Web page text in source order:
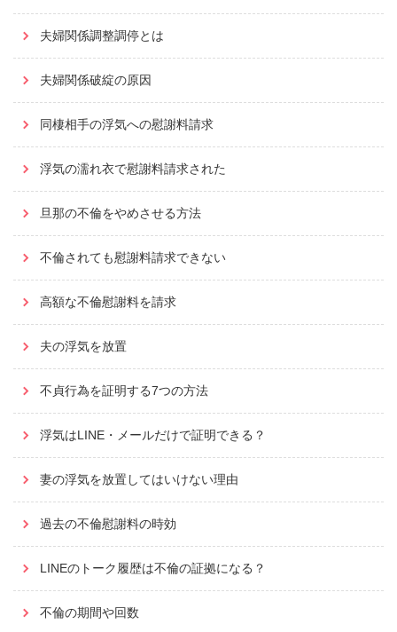
夫婦関係調整調停とは
夫婦関係破綻の原因
同棲相手の浮気への慰謝料請求
浮気の濡れ衣で慰謝料請求された
旦那の不倫をやめさせる方法
不倫されても慰謝料請求できない
高額な不倫慰謝料を請求
夫の浮気を放置
不貞行為を証明する7つの方法
浮気はLINE・メールだけで証明できる？
妻の浮気を放置してはいけない理由
過去の不倫慰謝料の時効
LINEのトーク履歴は不倫の証拠になる？
不倫の期間や回数